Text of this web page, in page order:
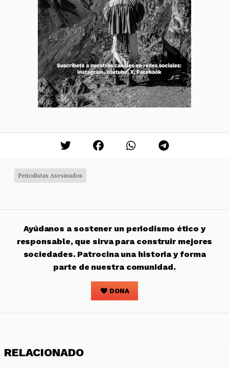
Periodistas Asesinados
Ayúdanos a sostener un periodismo ético y
responsable, que sirva para construir mejores
sociedades. Patrocina una historia y forma
parte de nuestra comunidad.
DONA
RELACIONADO